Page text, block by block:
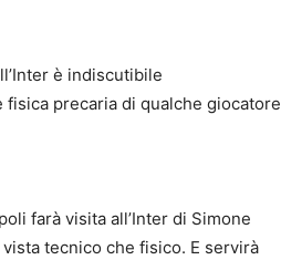
è indiscutibile
fisica precaria di qualche giocatore
farà visita all’Inter di Simone
tecnico che fisico. E servirà